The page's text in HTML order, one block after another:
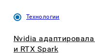
Технологии
Nvidia
и RTX Spark